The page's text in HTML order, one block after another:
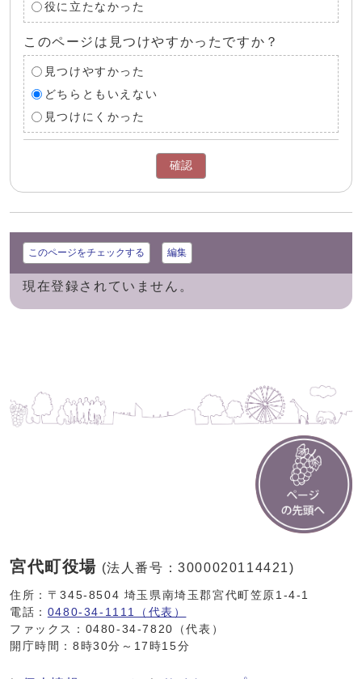
役に立たなかった
このページは見つけやすかったですか？
見つけやすかった
どちらともいえない
見つけにくかった
確認
このページをチェックする 編集
現在登録されていません。
宮代町役場 (法人番号：3000020114421)
住所：〒345-8504 埼玉県南埼玉郡宮代町笠原1-4-1
電話： 0480-34-1111（代表）
ファックス：0480-34-7820（代表）
開庁時間：8時30分～17時15分